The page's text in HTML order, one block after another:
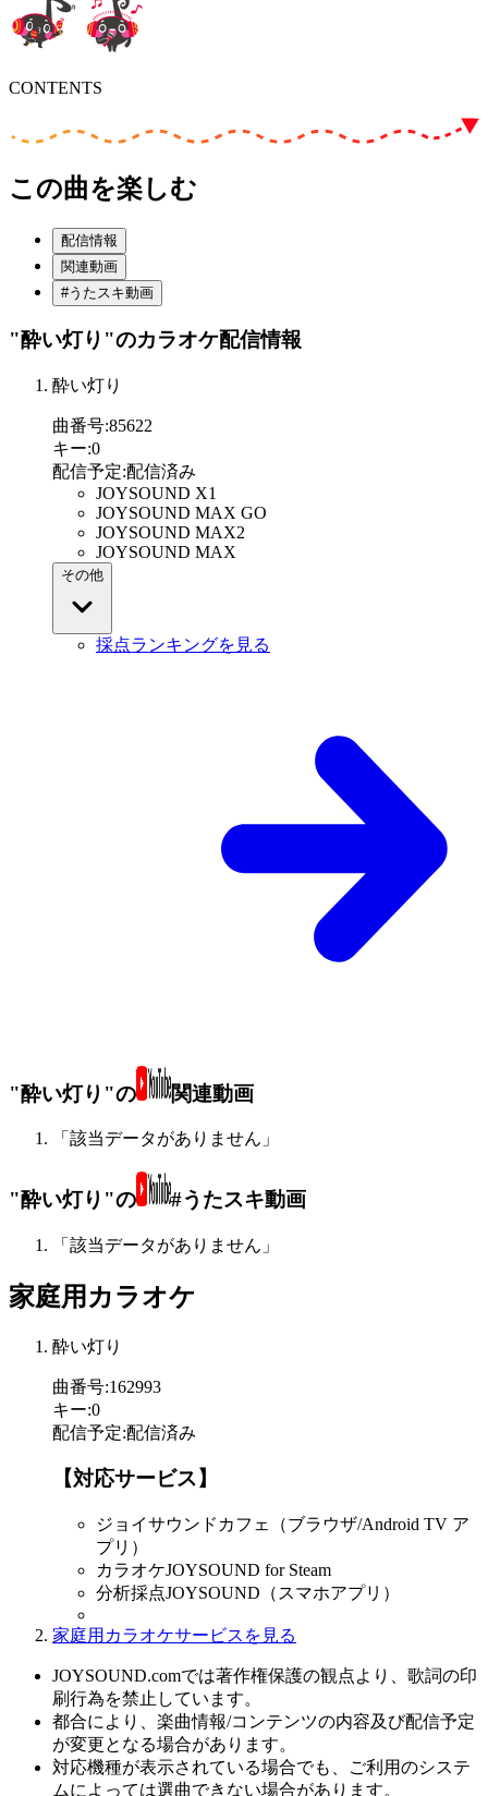
CONTENTS
この曲を楽しむ
配信情報
関連動画
#うたスキ動画
"酔い灯り"のカラオケ配信情報
酔い灯り
曲番号:85622
キー:0
配信予定:配信済み
JOYSOUND X1
JOYSOUND MAX GO
JOYSOUND MAX2
JOYSOUND MAX
その他
採点ランキングを見る
"酔い灯り"の 関連動画
「該当データがありません」
"酔い灯り"の #うたスキ動画
「該当データがありません」
家庭用カラオケ
酔い灯り
曲番号:162993
キー:0
配信予定:配信済み
【対応サービス】
ジョイサウンドカフェ（ブラウザ/Android TV ア
プリ）
カラオケJOYSOUND for Steam
分析採点JOYSOUND（スマホアプリ）
家庭用カラオケサービスを見る
JOYSOUND.comでは著作権保護の観点より、歌詞の印
刷行為を禁止しています。
都合により、楽曲情報/コンテンツの内容及び配信予定
が変更となる場合があります。
対応機種が表示されている場合でも、ご利用のシステ
ムによっては選曲できない場合があります。